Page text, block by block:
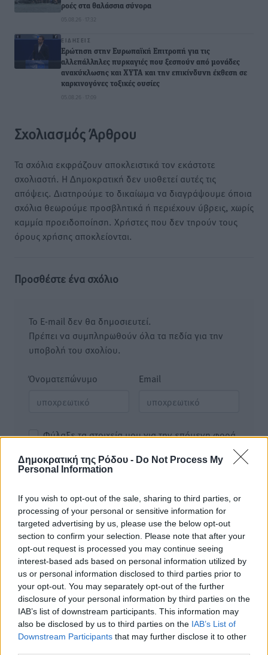
Δημοκρατική της Ρόδου - Do Not Process My
Personal Information
If you wish to opt-out of the sale, sharing to third parties, or
processing of your personal or sensitive information for
targeted advertising by us, please use the below opt-out
section to confirm your selection. Please note that after your
opt-out request is processed you may continue seeing
interest-based ads based on personal information utilized by
us or personal information disclosed to third parties prior to
your opt-out. You may separately opt-out of the further
disclosure of your personal information by third parties on the
IAB’s list of downstream participants. This information may
also be disclosed by us to third parties on the IAB’s List of
Downstream Participants that may further disclose it to other
ροές στα θαλάσσια σύνορα
05.08.26 · 17:32
ΕΙΔΉΣΕΙΣ
Ερώτηση στην Ευρωπαϊκή Επιτροπή για τις
αλλεπάλληλες πυρκαγιές που ξεσπούν από μονάδες
ανακύκλωσης και ΧΥΤΑ και την επικίνδυνη έκθεση σε
καρκινογόνες τοξικές ουσίες
05.08.26 · 17:09
Σχολιασμός Άρθρου
Τα σχόλια εκφράζουν αποκλειστικά τον εκάστοτε
σχολιαστή. Η Δημοκρατική δεν υιοθετεί αυτές τις
απόψεις. Διατηρούμε το δικαίωμα να διαγράψουμε όποια
σχόλια θεωρούμε προσβλητικά ή περιέχουν ύβρεις, χωρίς
καμμία προειδοποίηση. Χρήστες που δεν τηρούν τους
όρους χρήσης αποκλείονται.
Προσθέστε ένα σχόλιο
Το E-mail δεν θα δημοσιευτεί.
Πρέπει να συμπληρωθούν όλα τα πεδία για την
υποβολή του σχολίου.
Όνοματεπώνυμο Email
Φύλαξε τα στοιχεία μου για την επόμενη φορά.